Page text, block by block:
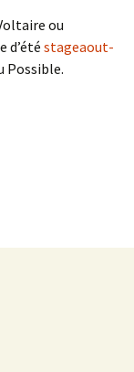
ou
d’été stageaout-
Possible.